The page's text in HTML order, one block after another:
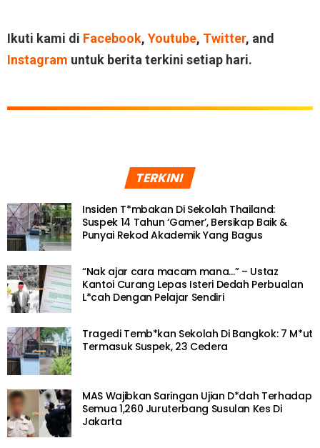
Ikuti kami di Facebook, Youtube, Twitter, and
Instagram untuk berita terkini setiap hari.
TERKINI
Insiden T*mbakan Di Sekolah Thailand:
Suspek 14 Tahun ‘Gamer’, Bersikap Baik &
Punyai Rekod Akademik Yang Bagus
“Nak ajar cara macam mana…” – Ustaz
Kantoi Curang Lepas Isteri Dedah Perbualan
L*cah Dengan Pelajar Sendiri
Tragedi Temb*kan Sekolah Di Bangkok: 7 M*ut
Termasuk Suspek, 23 Cedera
MAS Wajibkan Saringan Ujian D*dah Terhadap
Semua 1,260 Juruterbang Susulan Kes Di
Jakarta